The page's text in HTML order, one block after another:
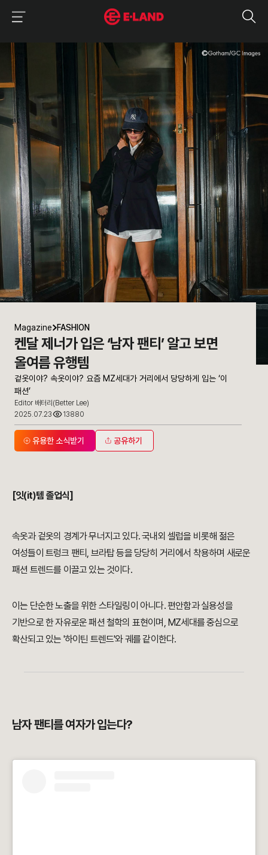
매거진 상세보기
Magazine FASHION
켄달 제너가 입은 ‘남자 팬티’ 알고 보면
올여름 유행템
겉옷이야? 속옷이야? 요즘 MZ세대가 거리에서 당당하게 입는 ‘이
패션’
Editor 배터리(Better Lee)
2025.07.23
13880
유용한 소식받기 공유하기
[잇(it)템 졸업식]
속옷과 겉옷의 경계가 무너지고 있다. 국내외 셀럽을 비롯해 젊은
여성들이 트렁크 팬티, 브라탑 등을 당당히 거리에서 착용하며 새로운
패션 트렌드를 이끌고 있는 것이다.
이는 단순한 노출을 위한 스타일링이 아니다. 편안함과 실용성을
기반으로 한 자유로운 패션 철학의 표현이며, MZ세대를 중심으로
확산되고 있는 '하이틴 트렌드'와 궤를 같이한다.
남자 팬티를 여자가 입는다?